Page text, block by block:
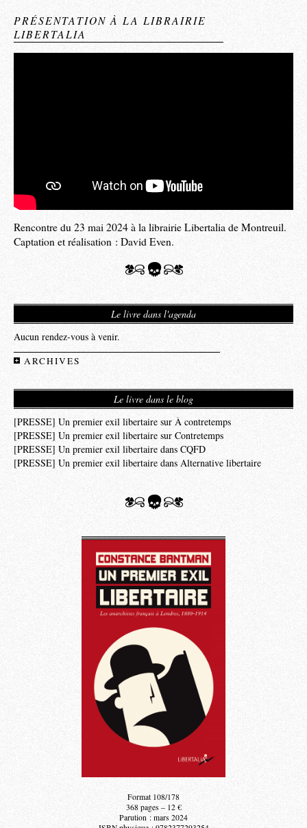
PRÉSENTATION À LA LIBRAIRIE
LIBERTALIA
Rencontre du 23 mai 2024 à la librairie Libertalia de Montreuil.
Captation et réalisation : David Even.
Le livre dans l'agenda
Aucun rendez-vous à venir.
ARCHIVES
Le livre dans le blog
[PRESSE] Un premier exil libertaire sur À contretemps
[PRESSE] Un premier exil libertaire sur Contretemps
[PRESSE] Un premier exil libertaire dans CQFD
[PRESSE] Un premier exil libertaire dans Alternative libertaire
Format 108/178
368 pages – 12 €
Parution : mars 2024